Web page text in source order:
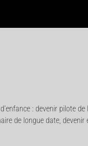
: devenir pilote
de longue date,